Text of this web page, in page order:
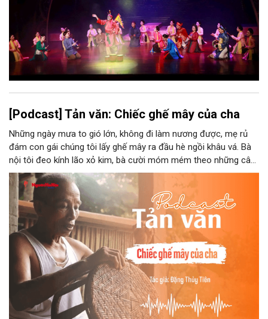
[Podcast] Tản văn: Chiếc ghế mây của cha
Những ngày mưa to gió lớn, không đi làm nương được, mẹ rủ
đám con gái chúng tôi lấy ghế mây ra đầu hè ngồi khâu vá. Bà
nội tôi đeo kính lão xỏ kim, bà cười móm mém theo những câu
chuyện kể tếu táo của đám trẻ chúng tôi. Chiếc ghế mây phát
ra âm thanh kin kít chịu đựng sức nặng cơ thể con người theo
những điệu cười khúc khích.